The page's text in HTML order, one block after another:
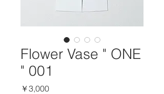
Flower Vase " ONE
" 001
￥3,000価